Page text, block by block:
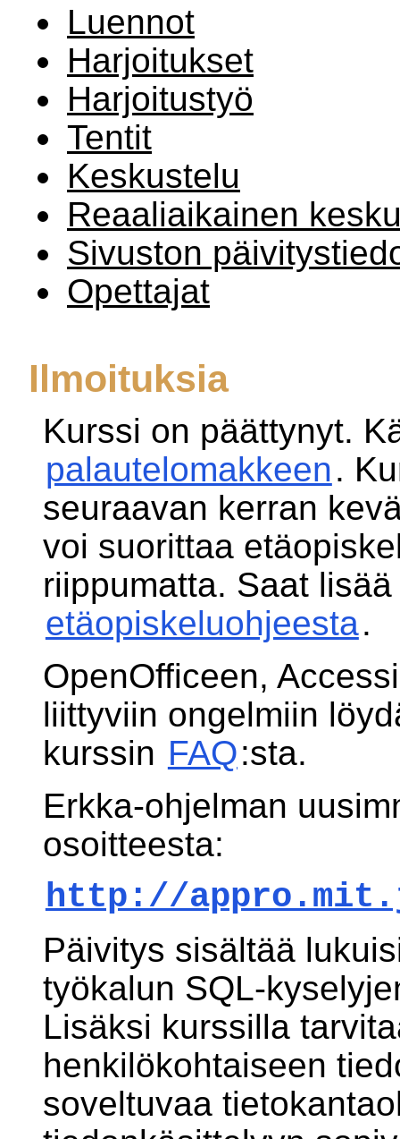
Luennot
Harjoitukset
Harjoitustyö
Tentit
Keskustelu
Reaaliaikainen
Sivuston
Opettajat
Ilmoituksia
Kurssi on päättynyt.
palautelomakkeen.
seuraavan kerran
voi suorittaa
riippumatta. Saat
etäopiskeluohjeesta.
OpenOfficeen,
liittyviin ongelmiin
kurssin FAQ:sta.
Erkka-ohjelman
osoitteesta:
http://
Päivitys sisältää
työkalun SQL-
Lisäksi kurssilla
henkilökohtaiseen
soveltuvaa